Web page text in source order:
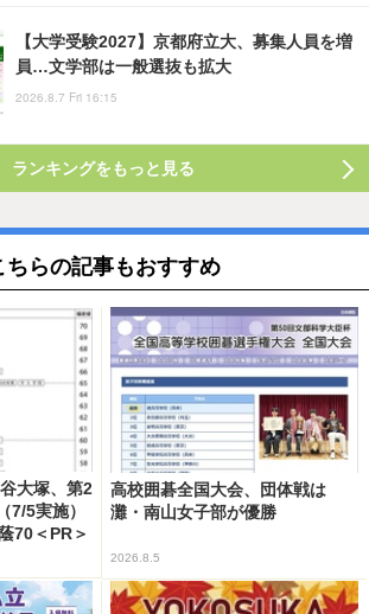
【大学受験2027】京都府立大、募集人員を増
員…文学部は一般選抜も拡大
2026.8.7 Fri 16:15
ランキングをもっと見る
ちらの記事もおすすめ
大塚、第2
7/5実施）
70＜PR＞
高校囲碁全国大会、団体戦は
灘・南山女子部が優勝
2026.8.5